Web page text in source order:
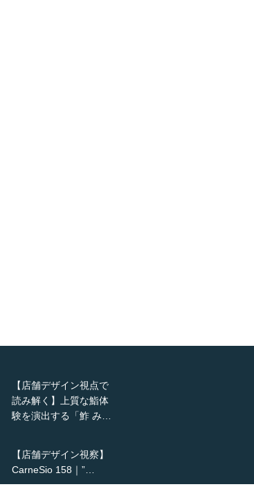
【店舗デザイン視点で
読み解く】上質な鮨体
験を演出する「鮓 み…
【店舗デザイン視察】
CarneSio 158｜”…